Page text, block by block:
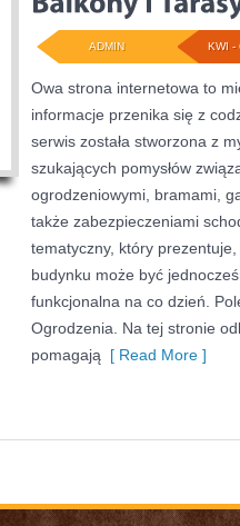
KWI -
ADMIN
Owa strona internetowa to
informacje przenika się z
serwis została stworzona z
szukających pomysłów
ogrodzeniowymi, bramami,
także zabezpieczeniami
tematyczny, który prezentuje,
budynku może być
funkcjonalna na co dzień.
Ogrodzenia. Na tej stronie
pomagają [ Read More ]